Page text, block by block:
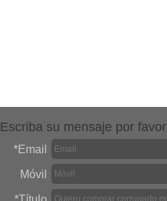
Escriba su mensaje por favor
*Email
Móvil